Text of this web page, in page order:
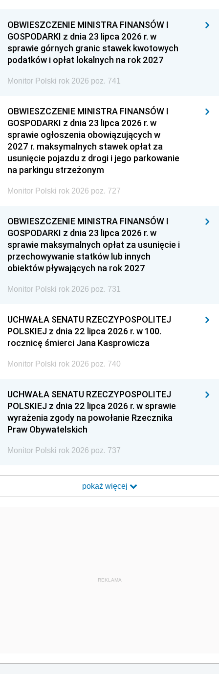
OBWIESZCZENIE MINISTRA FINANSÓW I
GOSPODARKI z dnia 23 lipca 2026 r. w
sprawie górnych granic stawek kwotowych
podatków i opłat lokalnych na rok 2027
Monitor Polski rok 2026 poz. 741
OBWIESZCZENIE MINISTRA FINANSÓW I
GOSPODARKI z dnia 23 lipca 2026 r. w
sprawie ogłoszenia obowiązujących w
2027 r. maksymalnych stawek opłat za
usunięcie pojazdu z drogi i jego parkowanie
na parkingu strzeżonym
Monitor Polski rok 2026 poz. 727
OBWIESZCZENIE MINISTRA FINANSÓW I
GOSPODARKI z dnia 23 lipca 2026 r. w
sprawie maksymalnych opłat za usunięcie i
przechowywanie statków lub innych
obiektów pływających na rok 2027
Monitor Polski rok 2026 poz. 731
UCHWAŁA SENATU RZECZYPOSPOLITEJ
POLSKIEJ z dnia 22 lipca 2026 r. w 100.
rocznicę śmierci Jana Kasprowicza
Monitor Polski rok 2026 poz. 740
UCHWAŁA SENATU RZECZYPOSPOLITEJ
POLSKIEJ z dnia 22 lipca 2026 r. w sprawie
wyrażenia zgody na powołanie Rzecznika
Praw Obywatelskich
Monitor Polski rok 2026 poz. 737
pokaż więcej
REKLAMA